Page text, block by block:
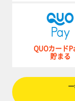
QUOカード
貯まる
一